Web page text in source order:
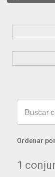
Ordenar por
1